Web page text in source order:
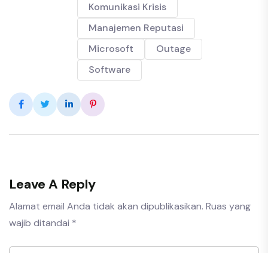
Komunikasi Krisis
Manajemen Reputasi
Microsoft
Outage
Software
Leave A Reply
Alamat email Anda tidak akan dipublikasikan. Ruas yang
wajib ditandai *